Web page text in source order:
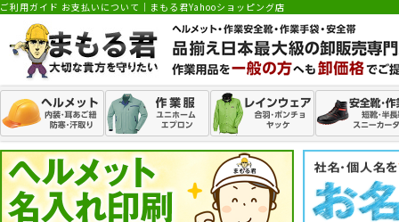
ご利用ガイド お支払いについて｜まもる君Yahooショッピング店